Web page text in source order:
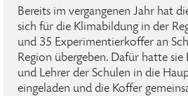
Bereits im vergangenen Jahr hat
sich für die Klimabildung in der
und 35 Experimentierkoffer an
Region übergeben. Dafür hatte sie
und Lehrer der Schulen in die
eingeladen und die Koffer